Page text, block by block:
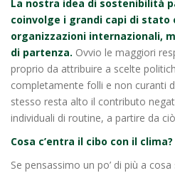
La nostra idea di sostenibilità
coinvolge i grandi capi di stato
organizzazioni internazionali,
di partenza. Ovvio le maggiori
proprio da attribuire a scelte
completamente folli e non curanti
stesso resta alto il contributo
individuali di routine, a partire da
Cosa c’entra il cibo con il clima?
Se pensassimo un po’ di più a